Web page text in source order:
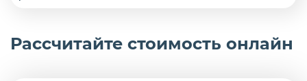
Рассчитайте стоимость онлайн